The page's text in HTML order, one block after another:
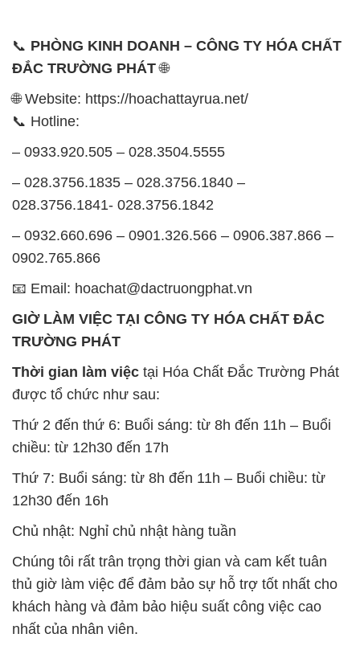
📞 PHÒNG KINH DOANH – CÔNG TY HÓA CHẤT
ĐẮC TRƯỜNG PHÁT🌐
🌐 Website: https://hoachattayrua.net/
📞 Hotline:
– 0933.920.505 – 028.3504.5555
– 028.3756.1835 – 028.3756.1840 –
028.3756.1841- 028.3756.1842
– 0932.660.696 – 0901.326.566 – 0906.387.866 –
0902.765.866
📧 Email: hoachat@dactruongphat.vn
GIỜ LÀM VIỆC TẠI CÔNG TY HÓA CHẤT ĐẮC
TRƯỜNG PHÁT
Thời gian làm việc tại Hóa Chất Đắc Trường Phát
được tổ chức như sau:
Thứ 2 đến thứ 6: Buổi sáng: từ 8h đến 11h – Buổi
chiều: từ 12h30 đến 17h
Thứ 7: Buổi sáng: từ 8h đến 11h – Buổi chiều: từ
12h30 đến 16h
Chủ nhật: Nghỉ chủ nhật hàng tuần
Chúng tôi rất trân trọng thời gian và cam kết tuân
thủ giờ làm việc để đảm bảo sự hỗ trợ tốt nhất cho
khách hàng và đảm bảo hiệu suất công việc cao
nhất của nhân viên.